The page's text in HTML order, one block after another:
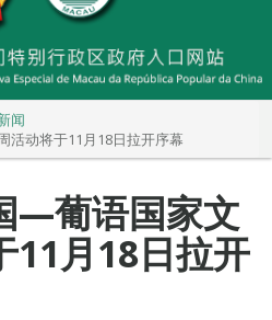
闻
动将于11月18日拉开序幕
—葡语国家文
11月18日拉开